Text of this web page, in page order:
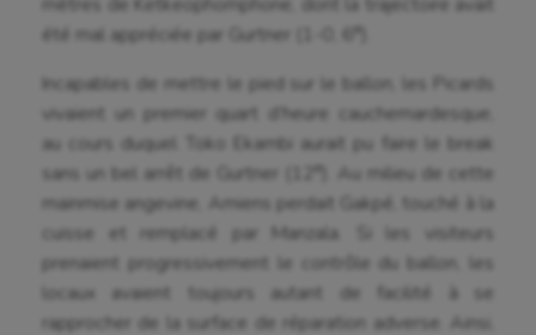
été mal appréciée par Gurtner (1-0, 6
e
Incapables de mettre le pied sur le ballon, les Picards
vivaient un premier quart d’heure cauchemardesque,
au cours duquel Toko Ekambi aurait pu faire le break
sans un bel arrêt de Gurtner (12
e
). Au milieu de cette
mainmise angevine, Amiens perdait Gakpé, touché à la
cuisse et remplacé par Manzala. Si les visiteurs
prenaient progressivement le contrôle du ballon, les
locaux avaient toujours autant de facilité à se
rapprocher de la surface de réparation adverse. Ainsi,